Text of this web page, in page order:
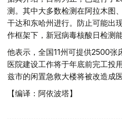
测。其中大多数检测在阿拉木图
干达和东哈州进行。防止可能出
作框架下，新冠病毒核酸日检测
他表示，全国11州可提供2500张
医院建设工作将于年底前完工投
兹市的闲置急救大楼将被改造成医
【编译：阿依波塔】